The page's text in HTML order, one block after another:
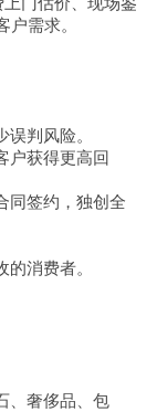
需求。
判风险。
户获得更高回
同签约，独创全
消费者。
、奢侈品、包